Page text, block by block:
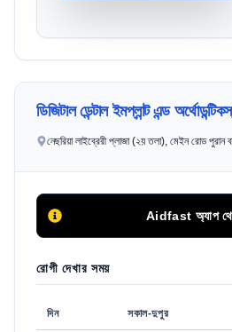
ডিজিটাল ডেন্টাল ইমপ্লান্ট এন্ড অর্থোডন্টিকস্
নেছরিয়া লাইব্রেরী প্লাজা (২য় তলা), মেইন রোড পুরান
Aidfast অ্যাপ থেকে
রোগী দেখার সময়
দিন সকাল-দুপুর